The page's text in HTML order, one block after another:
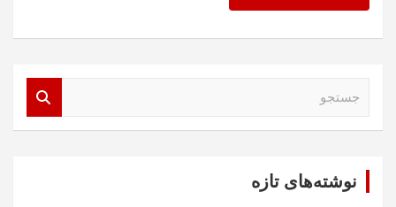
نوشته‌های تازه